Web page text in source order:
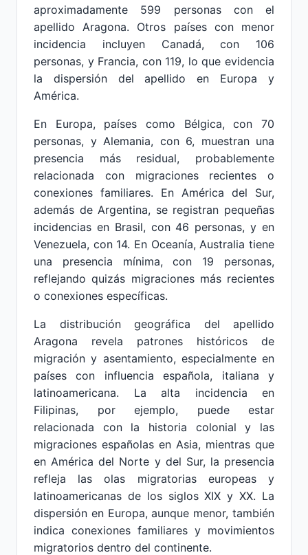
aproximadamente 599 personas con el
apellido Aragona. Otros países con menor
incidencia incluyen Canadá, con 106
personas, y Francia, con 119, lo que evidencia
la dispersión del apellido en Europa y
América.
En Europa, países como Bélgica, con 70
personas, y Alemania, con 6, muestran una
presencia más residual, probablemente
relacionada con migraciones recientes o
conexiones familiares. En América del Sur,
además de Argentina, se registran pequeñas
incidencias en Brasil, con 46 personas, y en
Venezuela, con 14. En Oceanía, Australia tiene
una presencia mínima, con 19 personas,
reflejando quizás migraciones más recientes
o conexiones específicas.
La distribución geográfica del apellido
Aragona revela patrones históricos de
migración y asentamiento, especialmente en
países con influencia española, italiana y
latinoamericana. La alta incidencia en
Filipinas, por ejemplo, puede estar
relacionada con la historia colonial y las
migraciones españolas en Asia, mientras que
en América del Norte y del Sur, la presencia
refleja las olas migratorias europeas y
latinoamericanas de los siglos XIX y XX. La
dispersión en Europa, aunque menor, también
indica conexiones familiares y movimientos
migratorios dentro del continente.